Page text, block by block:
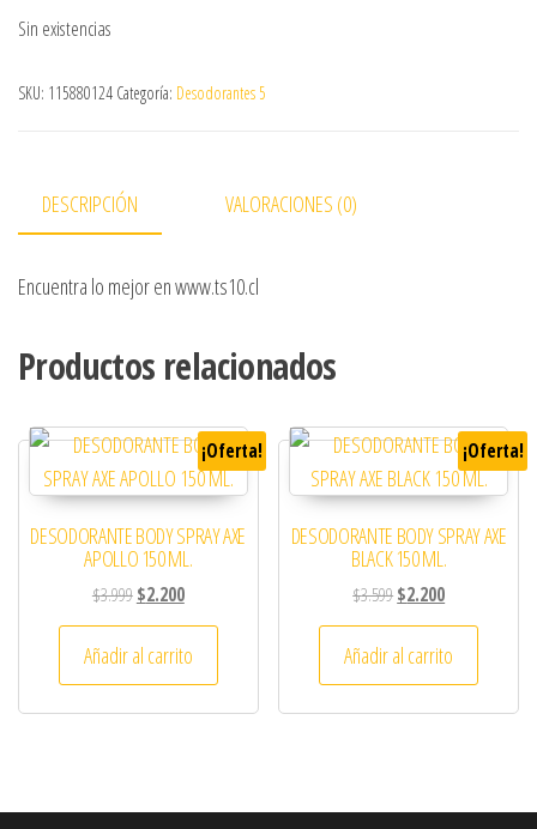
Sin existencias
SKU: 115880124 Categoría: Desodorantes 5
DESCRIPCIÓN VALORACIONES (0)
Encuentra lo mejor en www.ts10.cl
Productos relacionados
¡Oferta!
DESODORANTE BODY SPRAY AXE
APOLLO 150 ML.
$3.999El precio original era: $3.999.
$2.200El precio actual es: $2.200.
Añadir al carrito
¡Oferta!
DESODORANTE BODY SPRAY AXE
BLACK 150 ML.
$3.599El precio original era:
$2.200El precio
Añadir al carrito